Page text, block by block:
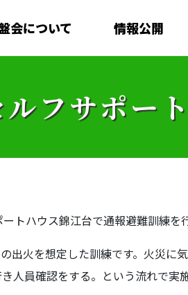
会について 情報公開
ルフサポー
トハウス錦江台で通報避難訓練を
出火を想定した訓練です。火災に
人員確認をする。という流れで実